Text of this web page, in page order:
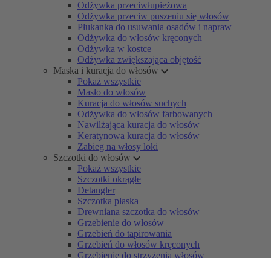
Odżywka przeciwłupieżowa
Odżywka przeciw puszeniu się włosów
Płukanka do usuwania osadów i napraw
Odżywka do włosów kręconych
Odżywka w kostce
Odżywka zwiększająca objętość
Maska i kuracja do włosów
Pokaż wszystkie
Masło do włosów
Kuracja do włosów suchych
Odżywka do włosów farbowanych
Nawilżająca kuracja do włosów
Keratynowa kuracja do włosów
Zabieg na włosy loki
Szczotki do włosów
Pokaż wszystkie
Szczotki okrągłe
Detangler
Szczotka płaska
Drewniana szczotka do włosów
Grzebienie do włosów
Grzebień do tapirowania
Grzebień do włosów kręconych
Grzebienie do strzyżenia włosów